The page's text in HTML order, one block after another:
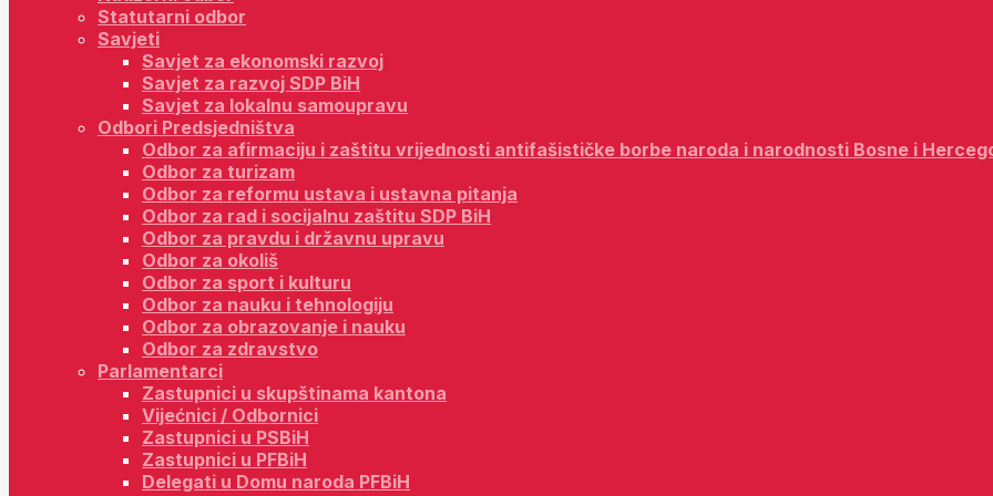
Statutarni odbor
Savjeti
Savjet za ekonomski razvoj
Savjet za razvoj SDP BiH
Savjet za lokalnu samoupravu
Odbori Predsjedništva
Odbor za afirmaciju i zaštitu vrijednosti antifašističke borbe naroda i narodnosti Bosne i
Odbor za turizam
Odbor za reformu ustava i ustavna pitanja
Odbor za rad i socijalnu zaštitu SDP BiH
Odbor za pravdu i državnu upravu
Odbor za okoliš
Odbor za sport i kulturu
Odbor za nauku i tehnologiju
Odbor za obrazovanje i nauku
Odbor za zdravstvo
Parlamentarci
Zastupnici u skupštinama kantona
Vijećnici / Odbornici
Zastupnici u PSBiH
Zastupnici u PFBiH
Delegati u Domu naroda PFBiH